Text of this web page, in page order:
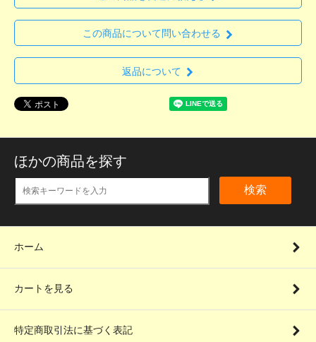
この商品について問い合わせる
返品について
ほかの商品を探す
検索
ホーム
カートを見る
特定商取引法に基づく表記